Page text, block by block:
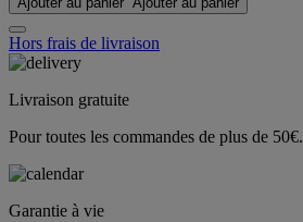
Hors frais de livraison
Livraison gratuite
Pour toutes les commandes de plus de 50€.
Garantie à vie